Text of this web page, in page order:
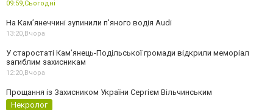
09:59,Сьогодні
На Камʼянеччині зупинили п'яного водія Audi
13:20,Вчора
У старостаті Кам’янець-Подільської громади відкрили меморіал
загиблим захисникам
12:20,Вчора
Прощання із Захисником України Сергієм Вільчинським
Некролог